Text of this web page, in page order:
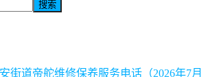
搜索
街道帝舵维修保养服务电话（2026年7月